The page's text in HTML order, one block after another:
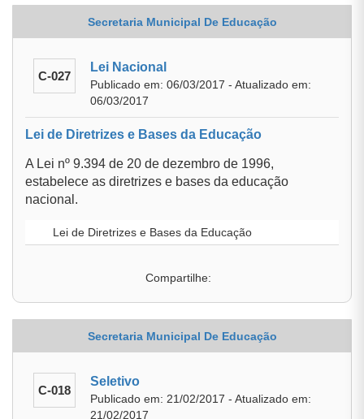
Secretaria Municipal De Educação
C-027
Lei Nacional
Publicado em: 06/03/2017 - Atualizado em:
06/03/2017
Lei de Diretrizes e Bases da Educação
A Lei nº 9.394 de 20 de dezembro de 1996,
estabelece as diretrizes e bases da educação
nacional.
Lei de Diretrizes e Bases da Educação
Compartilhe:
Secretaria Municipal De Educação
C-018
Seletivo
Publicado em: 21/02/2017 - Atualizado em:
21/02/2017